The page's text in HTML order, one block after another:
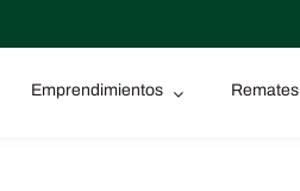
Emprendimientos Remates